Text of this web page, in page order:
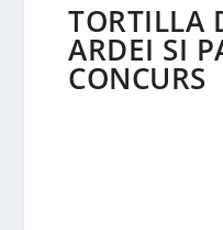
TORTILLA
ARDEI SI
CONCURS